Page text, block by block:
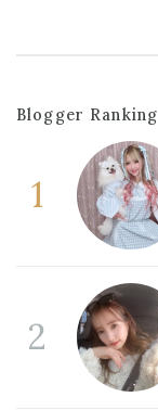
Blogger Ranking
1
2